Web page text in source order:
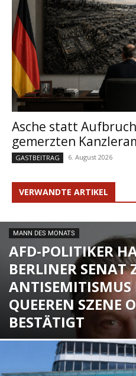
Asche statt
gemerzten
GASTBEITRAG 6. August 2026
VERWANDTE ARTIKEL
MANN DES MONATS
AFD-POLITIKER
BERLINER SENAT
ANTISEMITISMUS
QUEEREN SZENE
BESTÄTIGT